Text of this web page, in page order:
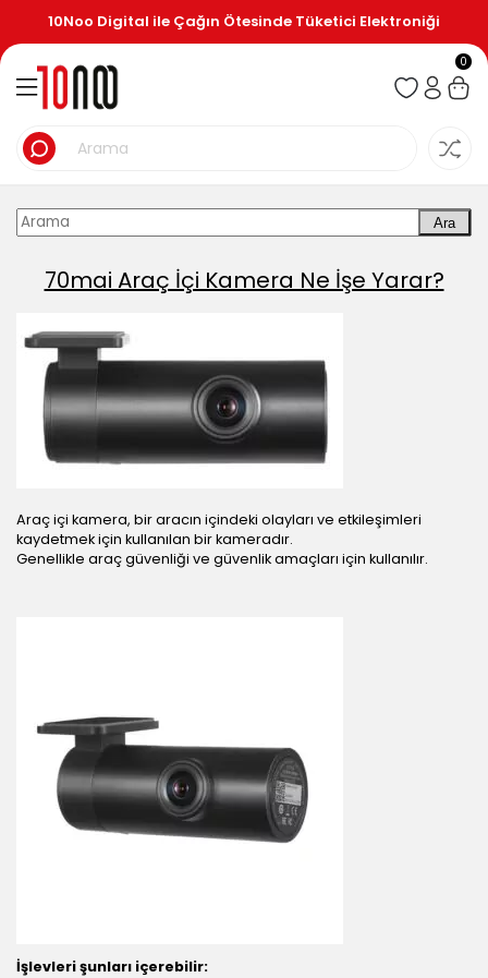
10Noo Digital ile Çağın Ötesinde Tüketici Elektroniği
0
Ara
70mai Araç İçi Kamera Ne İşe Yarar?
Araç içi kamera, bir aracın içindeki olayları ve etkileşimleri
kaydetmek için kullanılan bir kameradır.
Genellikle araç güvenliği ve güvenlik amaçları için kullanılır.
İşlevleri şunları içerebilir: